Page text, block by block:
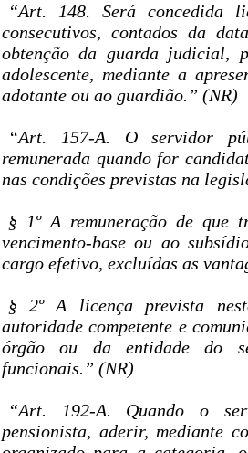
“Art. 148. Será concedida
consecutivos, contados da
obtenção da guarda judicial,
adolescente, mediante a
adotante ou ao guardião.” (NR)
“Art. 157-A. O servidor
remunerada quando for
nas condições previstas na
§ 1º A remuneração de que
vencimento-base ou ao
cargo efetivo, excluídas as
§ 2º A licença prevista
autoridade competente e
órgão ou da entidade do
funcionais.” (NR)
“Art. 192-A. Quando o
pensionista, aderir, mediante